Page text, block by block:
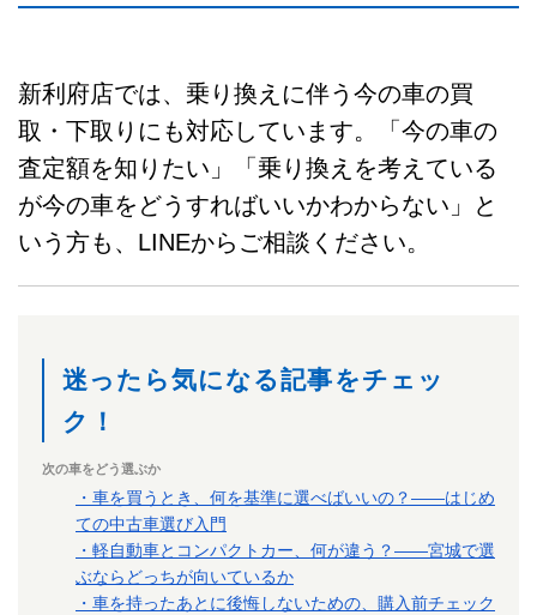
新利府店では、乗り換えに伴う今の車の買
取・下取りにも対応しています。「今の車の
査定額を知りたい」「乗り換えを考えている
が今の車をどうすればいいかわからない」と
いう方も、LINEからご相談ください。
迷ったら気になる記事をチェッ
ク！
次の車をどう選ぶか
・車を買うとき、何を基準に選べばいいの？——はじめ
ての中古車選び入門
・軽自動車とコンパクトカー、何が違う？——宮城で選
ぶならどっちが向いているか
・車を持ったあとに後悔しないための、購入前チェック